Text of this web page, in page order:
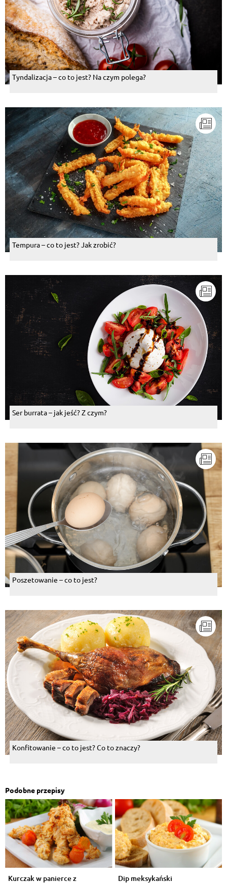
Tyndalizacja – co to jest? Na czym polega?
Tempura – co to jest? Jak zrobić?
Ser burrata – jak jeść? Z czym?
Poszetowanie – co to jest?
Konfitowanie – co to jest? Co to znaczy?
Podobne przepisy
Kurczak w panierce z Dip meksykański